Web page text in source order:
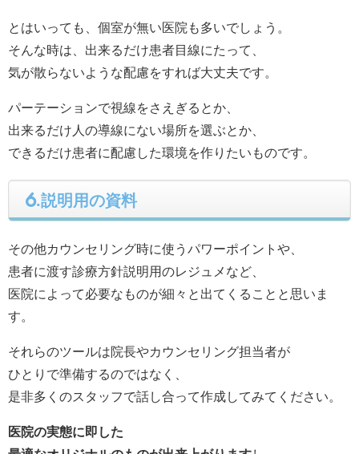
とはいっても、個室が無い医院も多いでしょう。
そんな時は、出来るだけ患者目線にたって、
気が散らないような配慮をすれば大丈夫です。
パーテーションで視線をさえぎるとか、
出来るだけ人の導線にない場所を選ぶとか、
できるだけ患者に配慮した環境を作りたいものです。
6.説明用の資料
その他カウンセリング時に使うパワーポイントや、
患者に渡す診療方針説明用のレジュメなど、
医院によって必要なものが細々と出てくることと思いま
す。
それらのツールは院長やカウンセリング担当者が
ひとりで準備するのではなく、
是非多くのスタッフで話し合って作成してみてください。
医院の実態に即した